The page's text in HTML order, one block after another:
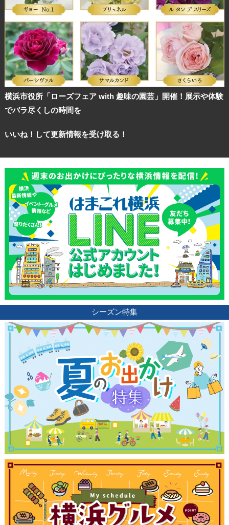
横浜市役所「ローズフェア with 趣味の園芸」開催！展示や体験
でバラ尽くしの時間を
いいね！して更新情報を受け取る！
シーズン特集
観光ガイド
ランキング
ブログ記事